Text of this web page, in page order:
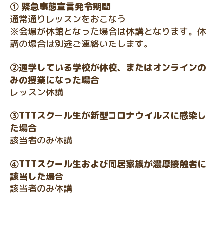
① 緊急事態宣言発令期間
通常通りレッスンをおこなう
※会場が休館となった場合は休講となります。休
講の場合は別途ご連絡いたします。
②通学している学校が休校、またはオンラインの
みの授業になった場合
レッスン休講
③TTTスクール生が新型コロナウイルスに感染し
た場合
該当者のみ休講
④TTTスクール生および同居家族が濃厚接触者に
該当した場合
該当者のみ休講